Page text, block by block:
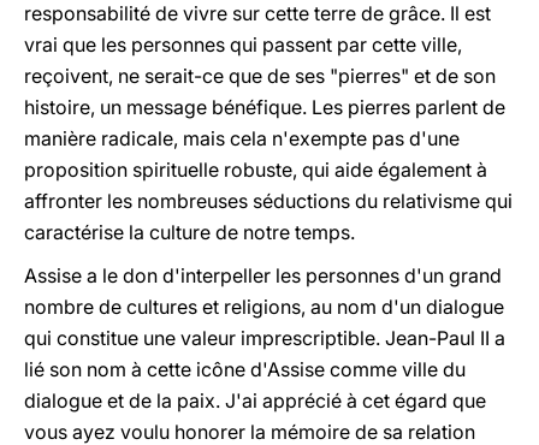
responsabilité de vivre sur cette terre de grâce. Il est
vrai que les personnes qui passent par cette ville,
reçoivent, ne serait-ce que de ses "pierres" et de son
histoire, un message bénéfique. Les pierres parlent de
manière radicale, mais cela n'exempte pas d'une
proposition spirituelle robuste, qui aide également à
affronter les nombreuses séductions du relativisme qui
caractérise la culture de notre temps.
Assise a le don d'interpeller les personnes d'un grand
nombre de cultures et religions, au nom d'un dialogue
qui constitue une valeur imprescriptible. Jean-Paul II a
lié son nom à cette icône d'Assise comme ville du
dialogue et de la paix. J'ai apprécié à cet égard que
vous ayez voulu honorer la mémoire de sa relation